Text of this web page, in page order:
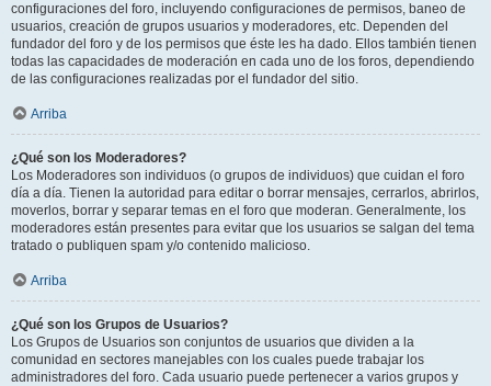
configuraciones del foro, incluyendo configuraciones de permisos, baneo de
usuarios, creación de grupos usuarios y moderadores, etc. Dependen del
fundador del foro y de los permisos que éste les ha dado. Ellos también tienen
todas las capacidades de moderación en cada uno de los foros, dependiendo
de las configuraciones realizadas por el fundador del sitio.
Arriba
¿Qué son los Moderadores?
Los Moderadores son individuos (o grupos de individuos) que cuidan el foro
día a día. Tienen la autoridad para editar o borrar mensajes, cerrarlos, abrirlos,
moverlos, borrar y separar temas en el foro que moderan. Generalmente, los
moderadores están presentes para evitar que los usuarios se salgan del tema
tratado o publiquen spam y/o contenido malicioso.
Arriba
¿Qué son los Grupos de Usuarios?
Los Grupos de Usuarios son conjuntos de usuarios que dividen a la
comunidad en sectores manejables con los cuales puede trabajar los
administradores del foro. Cada usuario puede pertenecer a varios grupos y